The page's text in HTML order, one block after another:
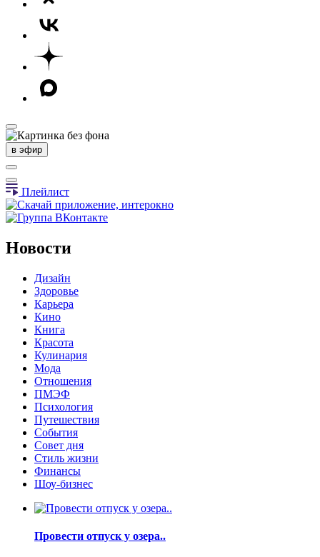
в эфир
Плейлист
Новости
Дизайн
Здоровье
Карьера
Кино
Книга
Красота
Кулинария
Мода
Отношения
ПМЭФ
Психология
Путешествия
События
Совет дня
Стиль жизни
Финансы
Шоу-бизнес
Провести отпуск у озера..